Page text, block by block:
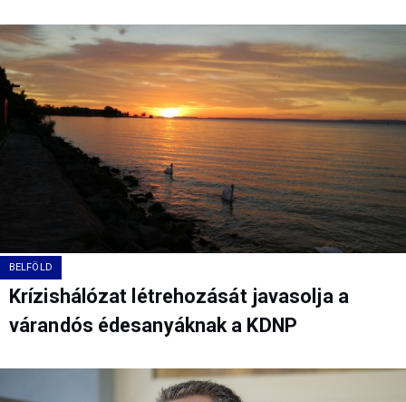
BELFÖLD
Krízishálózat létrehozását javasolja a
várandós édesanyáknak a KDNP